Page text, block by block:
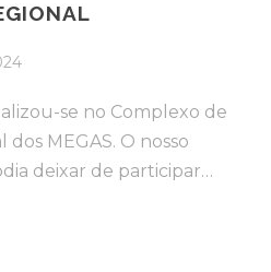
se no Complexo de
dos MEGAS. O nosso
deixar de participar…